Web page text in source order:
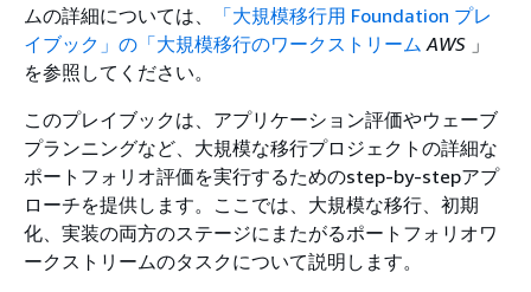
ムの詳細については、
「大規模移行用 Foundation プレ
イブック」の「大規模移行のワークストリーム AWS 」
を参照してください。
このプレイブックは、アプリケーション評価やウェーブ
プランニングなど、大規模な移行プロジェクトの詳細な
ポートフォリオ評価を実行するためのstep-by-stepアプ
ローチを提供します。ここでは、大規模な移行、初期
化、実装の両方のステージにまたがるポートフォリオワ
ークストリームのタスクについて説明します。